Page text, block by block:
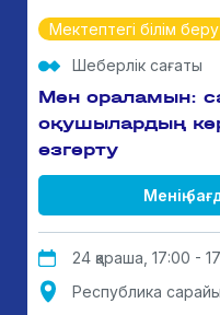
Мектептегі білім беру
Шеберлік сағаты
Мен ораламын:
оқушылардың
өзгерту
Менің
24 қараша, 17:00 -
Республика